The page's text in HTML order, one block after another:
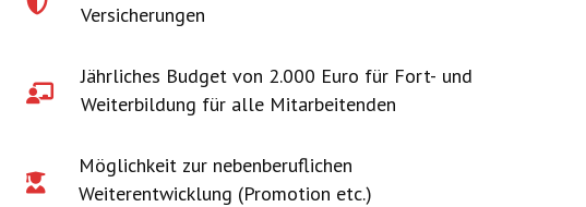
Versicherungen
Jährliches Budget von 2.000 Euro für Fort- und
Weiterbildung für alle Mitarbeitenden
Möglichkeit zur nebenberuflichen
Weiterentwicklung (Promotion etc.)